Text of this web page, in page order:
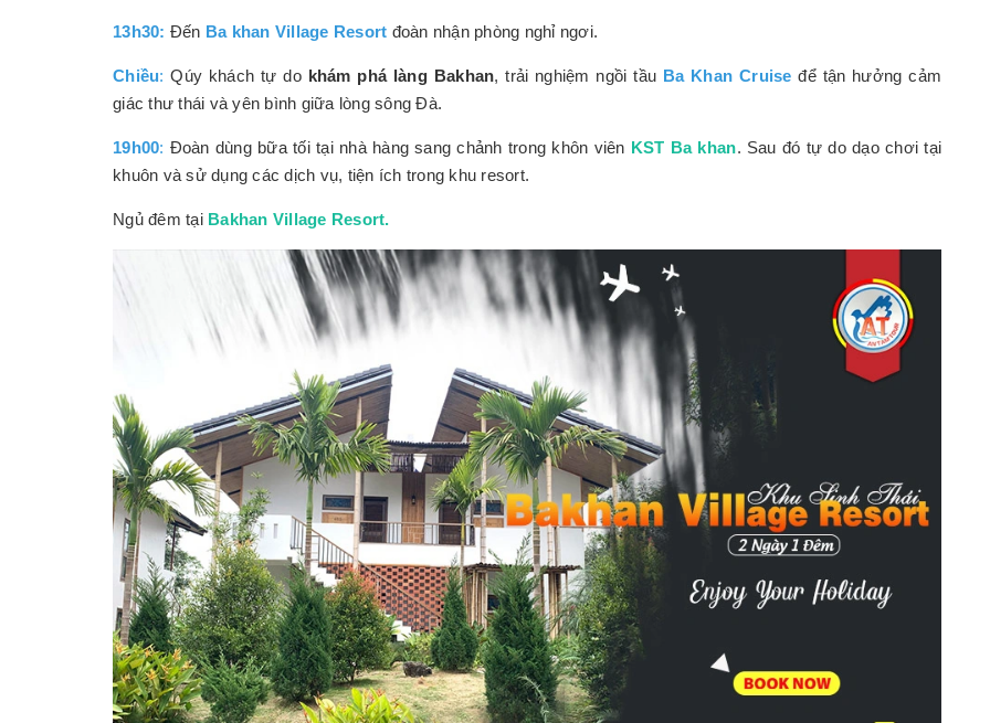
13h30: Đến Ba khan Village Resort đoàn nhận phòng nghỉ ngơi.
Chiều: Qúy khách tự do khám phá làng Bakhan, trải nghiệm ngồi tầu Ba Khan Cruise để tận hưởng cảm
giác thư thái và yên bình giữa lòng sông Đà.
19h00: Đoàn dùng bữa tối tại nhà hàng sang chảnh trong khôn viên KST Ba khan. Sau đó tự do dạo chơi tại
khuôn và sử dụng các dịch vụ, tiện ích trong khu resort.
Ngủ đêm tại Bakhan Village Resort.